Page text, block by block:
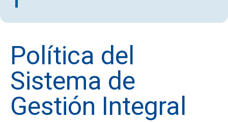
Política del
Sistema de
Gestión Integral